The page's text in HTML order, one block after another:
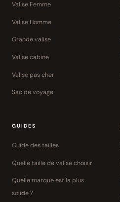
Valise Femme
Valise Homme
Grande valise
Valise cabine
Valise pas cher
Sac de voyage
GUIDES
Guide des tailles
Quelle taille de valise choisir
Quelle marque est la plus
solide ?